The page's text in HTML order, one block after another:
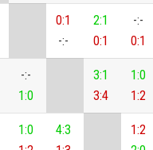
0:1
-:-
2:1
0:1
-:-
0:1
-:-
1:0
3:1
3:4
1:0
1:2
1:0
4:3
1:2